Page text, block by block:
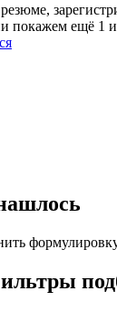
покажем ещё 1